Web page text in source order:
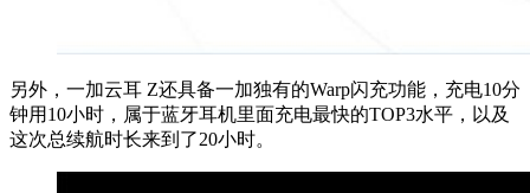
另外，一加云耳 Z还具备一加独有的Warp闪充功能，充电10分
钟用10小时，属于蓝牙耳机里面充电最快的TOP3水平，以及
这次总续航时长来到了20小时。